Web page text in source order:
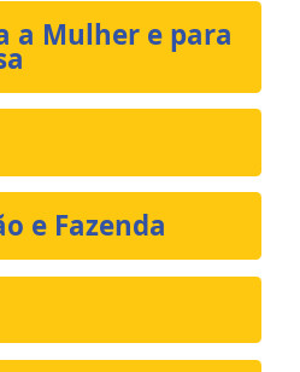
a Mulher e para
e Fazenda